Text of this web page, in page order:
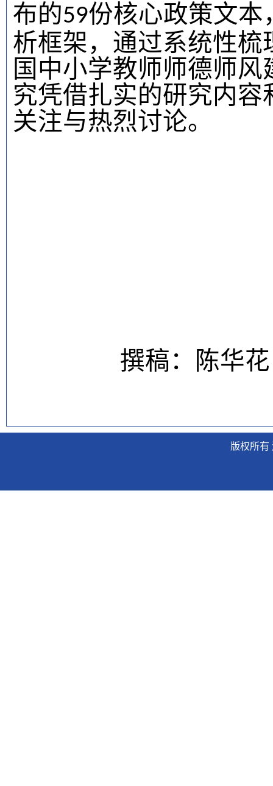
布的59份核心政策文
析框架，通过系统性梳
国 中小学教师师德师
究凭借扎实的研究内容
关注与热烈讨论。
撰稿：陈华花
版权所有